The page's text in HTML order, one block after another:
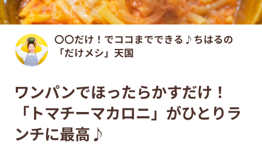
〇〇だけ！でココまでできる♪ちはるの
「だけメシ」天国
ワンパンでほったらかすだけ！
「トマチーマカロニ」がひとりラ
ンチに最高♪